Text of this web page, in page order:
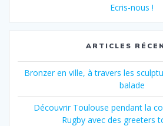
Ecris-nous !
ARTICLES
Bronzer en ville, à travers les
balade
Découvrir Toulouse pendant la
Rugby avec des greeters